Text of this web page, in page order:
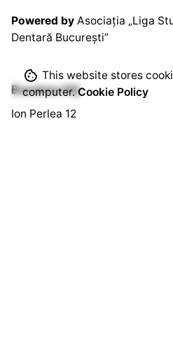
Powered by Asociația „Liga
Dentară București”
Bussines HQ.
Ion Perlea 12
This website stores
computer.Cookie Policy